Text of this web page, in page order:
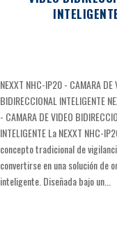
NEXXT NHC-IP20 - CAMARA DE
BIDIRECCIONAL INTELIGENTE
- CAMARA DE VIDEO
INTELIGENTE La NEXXT NHC-
concepto tradicional de
convertirse en una solución de
inteligente. Diseñada bajo un...